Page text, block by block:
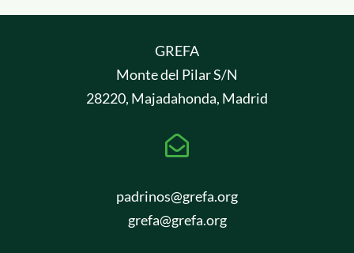
GREFA
Monte del Pilar S/N
28220, Majadahonda, Madrid

padrinos@grefa.org
grefa@grefa.org